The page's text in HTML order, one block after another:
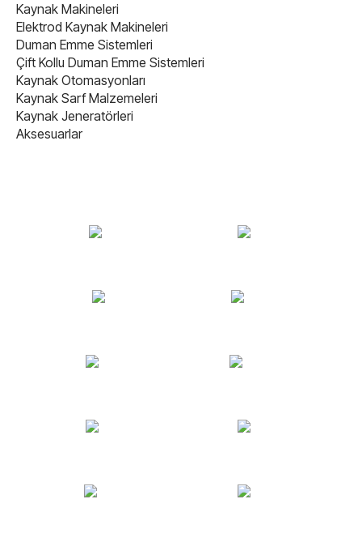
Kaynak Makineleri
Elektrod Kaynak Makineleri
Duman Emme Sistemleri
Çift Kollu Duman Emme Sistemleri
Kaynak Otomasyonları
Kaynak Sarf Malzemeleri
Kaynak Jeneratörleri
Aksesuarlar